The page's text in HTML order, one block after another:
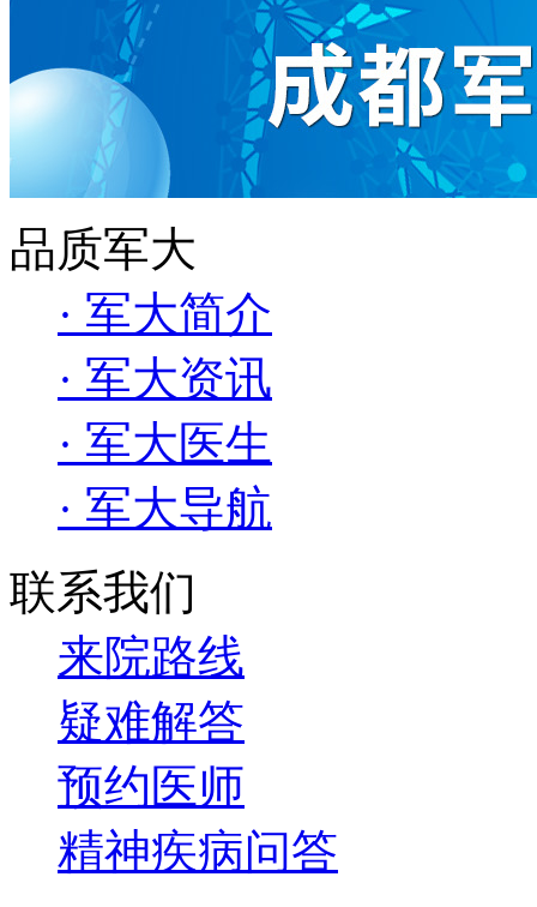
品质军大
· 军大简介
· 军大资讯
· 军大医生
· 军大导航
联系我们
来院路线
疑难解答
预约医师
精神疾病问答